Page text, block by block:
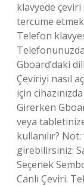
klavyede çeviri
tercüme
Telefon
Gboard’daki
Çeviriyi nasıl
için
Girerken
veya
kullanılır? Not:
girebilirsiniz:
Seçenek
Canlı Çeviri.